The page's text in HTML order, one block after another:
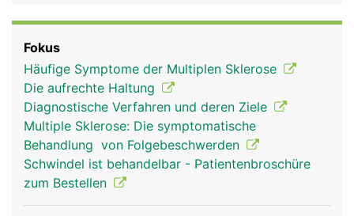
Rubriken
(Akkommodation). Die Regenbogenhaut (Iris), die
Blende beim Fotoapparat, kann sich weiter öffnen
oder schliessen (Pupille) und so die Intensität des
einfallenden Lichts regulieren. Die Sehrezeptoren
auf der Netzhaut (Retina) an der Rückfläche des
Auges wandeln das Licht in elektrische
Nervensignale um, die über den Sehnerven zum
Sehzentrum im Hirn geleitet werden und dort das
Bild erzeugen, das wir sehen. Dadurch dass der
Fokus
Häufige Symptome der Multiplen Sklerose
Die aufrechte Haltung
Diagnostische Verfahren und deren Ziele
Multiple Sklerose: Die symptomatische
Behandlung von Folgebeschwerden
Schwindel ist behandelbar - Patientenbroschüre
zum Bestellen